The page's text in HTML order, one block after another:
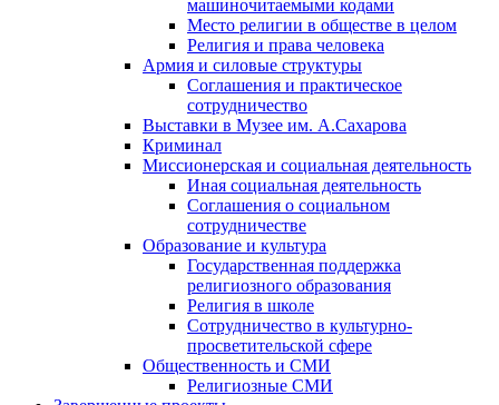
машиночитаемыми кодами
Место религии в обществе в целом
Религия и права человека
Армия и силовые структуры
Соглашения и практическое
сотрудничество
Выставки в Музее им. А.Сахарова
Криминал
Миссионерская и социальная деятельность
Иная социальная деятельность
Соглашения о социальном
сотрудничестве
Образование и культура
Государственная поддержка
религиозного образования
Религия в школе
Сотрудничество в культурно-
просветительской сфере
Общественность и СМИ
Религиозные СМИ